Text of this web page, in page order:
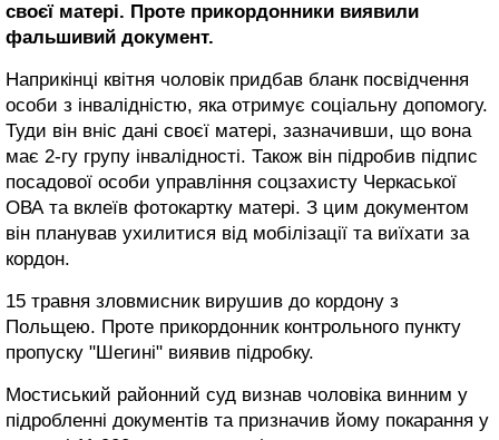
своєї матері. Проте прикордонники виявили
фальшивий документ.
Наприкінці квітня чоловік придбав бланк посвідчення
особи з інвалідністю, яка отримує соціальну допомогу.
Туди він вніс дані своєї матері, зазначивши, що вона
має 2-гу групу інвалідності. Також він підробив підпис
посадової особи управління соцзахисту Черкаської
ОВА та вклеїв фотокартку матері. З цим документом
він планував ухилитися від мобілізації та виїхати за
кордон.
15 травня зловмисник вирушив до кордону з
Польщею. Проте прикордонник контрольного пункту
пропуску "Шегині" виявив підробку.
Мостиський районний суд визнав чоловіка винним у
підробленні документів та призначив йому покарання у